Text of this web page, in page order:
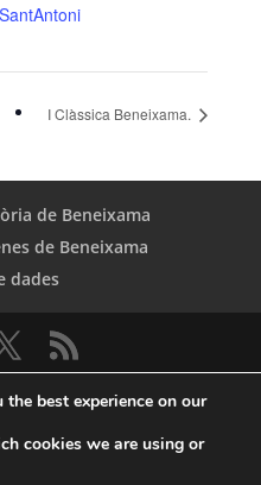
I Clàssica Beneixama.
de Beneixama
de Beneixama
dades
best experience on our
cookies we are using or